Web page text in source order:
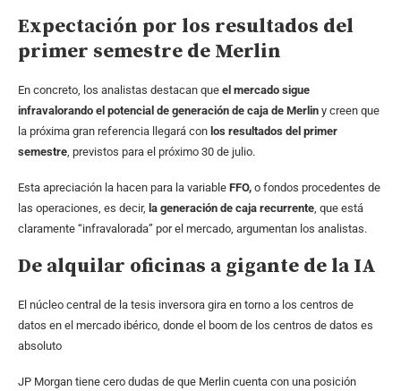
Expectación por los resultados del
primer semestre de Merlin
En concreto, los analistas destacan que el mercado sigue
infravalorando el potencial de generación de caja de Merlin y creen que
la próxima gran referencia llegará con los resultados del primer
semestre, previstos para el próximo 30 de julio.
Esta apreciación la hacen para la variable FFO, o fondos procedentes de
las operaciones, es decir, la generación de caja recurrente, que está
claramente “infravalorada” por el mercado, argumentan los analistas.
De alquilar oficinas a gigante de la IA
El núcleo central de la tesis inversora gira en torno a los centros de
datos en el mercado ibérico, donde el boom de los centros de datos es
absoluto
JP Morgan tiene cero dudas de que Merlin cuenta con una posición